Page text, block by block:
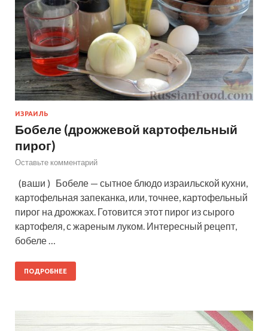
ИЗРАИЛЬ
Бобеле (дрожжевой картофельный
пирог)
Оставьте комментарий
(ваши ) Бобеле — сытное блюдо израильской кухни,
картофельная запеканка, или, точнее, картофельный
пирог на дрожжах. Готовится этот пирог из сырого
картофеля, с жареным луком. Интересный рецепт,
бобеле …
ПОДРОБНЕЕ